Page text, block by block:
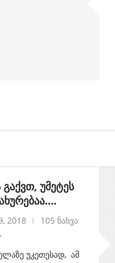
უმეტეს
2018 105 ნახვა
უკეთესად, ამ